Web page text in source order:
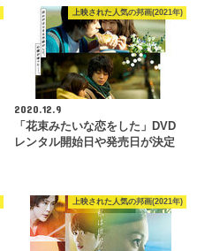
上映された人気の邦画(2021年)
2020.12.9
「花束みたいな恋をした」DVD
レンタル開始日や発売日が決定
上映された人気の邦画(2021年)